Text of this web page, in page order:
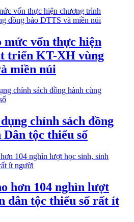
vốn thực hiện
triển KT-XH vùng
miền núi
chính sách đồng
Dân tộc thiểu số
hơn 104 nghìn lượt
dân tộc thiểu số rất ít